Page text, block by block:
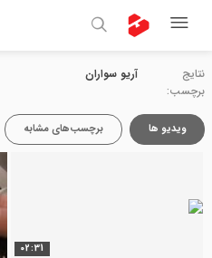
نتایج
برچسب:
آریو سواران
ویدیو ها برچسب‌های مشابه
02:31